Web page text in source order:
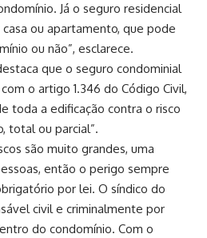
Já o seguro residencial
ou apartamento, que pode
ou não”, esclarece.
que o seguro condominial
o artigo 1.346 do Código Civil,
toda a edificação contra o risco
total ou parcial”.
são muito grandes, uma
então o perigo sempre
por lei. O síndico do
civil e criminalmente por
do condomínio. Com o